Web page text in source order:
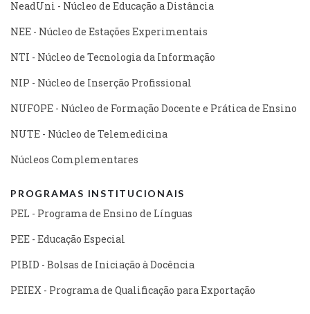
NeadUni - Núcleo de Educação a Distância
NEE - Núcleo de Estações Experimentais
NTI - Núcleo de Tecnologia da Informação
NIP - Núcleo de Inserção Profissional
NUFOPE - Núcleo de Formação Docente e Prática de Ensino
NUTE - Núcleo de Telemedicina
Núcleos Complementares
PROGRAMAS INSTITUCIONAIS
PEL - Programa de Ensino de Línguas
PEE - Educação Especial
PIBID - Bolsas de Iniciação à Docência
PEIEX - Programa de Qualificação para Exportação